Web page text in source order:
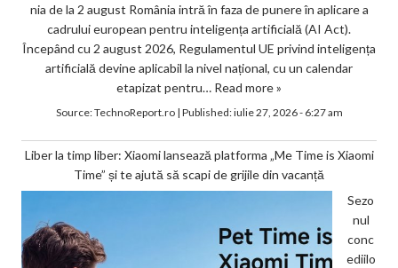
nia de la 2 august România intră în faza de punere în aplicare a
cadrului european pentru inteligența artificială (AI Act).
Începând cu 2 august 2026, Regulamentul UE privind inteligența
artificială devine aplicabil la nivel național, cu un calendar
etapizat pentru… Read more »
Source:TechnoReport.ro| Published:iulie 27, 2026 - 6:27 am
Liber la timp liber: Xiaomi lansează platforma „Me Time is Xiaomi
Time” și te ajută să scapi de grijile din vacanță
Sezo
nul
conc
ediilo